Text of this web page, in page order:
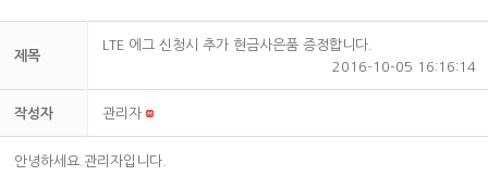
제목
LTE 에그 신청시 추가 현금사은품 증정합니다.
2016-10-05 16:16:14
작성자 관리자
안녕하세요.관리자입니다.